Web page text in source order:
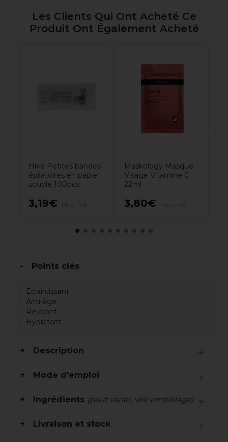
Les Clients Qui Ont Acheté Ce
Produit Ont Également Acheté
Hive Petites bandes
épilatoires en papier
souple 100pcs
3,19€
Maskology Masque
Visage Vitamine C
22ml
3,80€
Points clés
Éclaircissant
Anti-âge
Relaxant
Hydratant
Description
Mode d'emploi
Ingrédients (peut varier, voir emballage)
Livraison et stock